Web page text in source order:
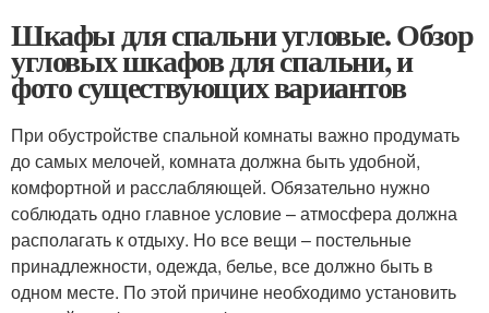
Шкафы для спальни угловые. Обзор
угловых шкафов для спальни, и
фото существующих вариантов
При обустройстве спальной комнаты важно продумать
до самых мелочей, комната должна быть удобной,
комфортной и расслабляющей. Обязательно нужно
соблюдать одно главное условие – атмосфера должна
располагать к отдыху. Но все вещи – постельные
принадлежности, одежда, белье, все должно быть в
одном месте. По этой причине необходимо установить